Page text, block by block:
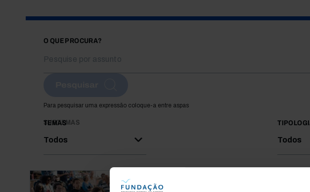
O QUE PROCURA?
Para pesquisar uma expressão coloque-a entre aspas
TEMAS
Todos
SUBTEMAS
Todos